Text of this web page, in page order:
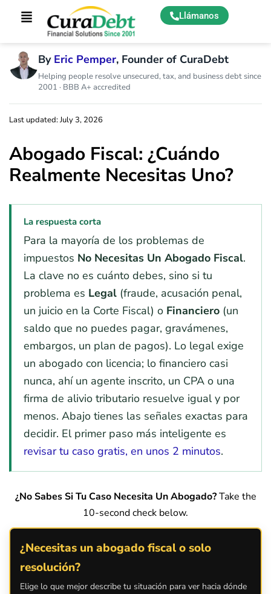
Llámanos
By Eric Pemper, Founder of CuraDebt
Helping people resolve unsecured, tax, and business debt since
2001 · BBB A+ accredited
Last updated: July 3, 2026
Abogado Fiscal: ¿Cuándo
Realmente Necesitas Uno?
La respuesta corta
Para la mayoría de los problemas de
impuestos No Necesitas Un Abogado Fiscal.
La clave no es cuánto debes, sino si tu
problema es Legal (fraude, acusación penal,
un juicio en la Corte Fiscal) o Financiero (un
saldo que no puedes pagar, gravámenes,
embargos, un plan de pagos). Lo legal exige
un abogado con licencia; lo financiero casi
nunca, ahí un agente inscrito, un CPA o una
firma de alivio tributario resuelve igual y por
menos. Abajo tienes las señales exactas para
decidir. El primer paso más inteligente es
revisar tu caso gratis, en unos 2 minutos.
¿No Sabes Si Tu Caso Necesita Un Abogado?Take the
10-second check below.
¿Necesitas un abogado fiscal o solo
resolución?
Elige lo que mejor describe tu situación para ver hacia dónde